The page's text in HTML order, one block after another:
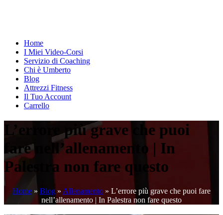
Home
I Miei Video-Corsi
Servizio di Coaching
Chi è Umberto
Blog
Attrezzi Fitness
Il Tuo Account
Carrello
L’errore più grave che puoi
fare nell’allenamento | In
Palestra non fare questo
Home » Blog » Allenamento » L’errore più grave che puoi fare
nell’allenamento | In Palestra non fare questo